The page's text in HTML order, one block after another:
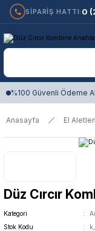
SİPARİŞ HATTI: 0
%100 Güvenli Ödeme
Anasayfa El Aletleri
Düz Cırcır
Kategori
Stok Kodu